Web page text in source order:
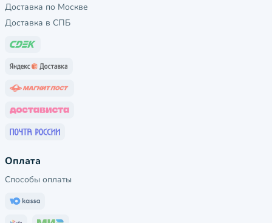
Доставка по Москве
Доставка в СПБ
Оплата
Способы оплаты